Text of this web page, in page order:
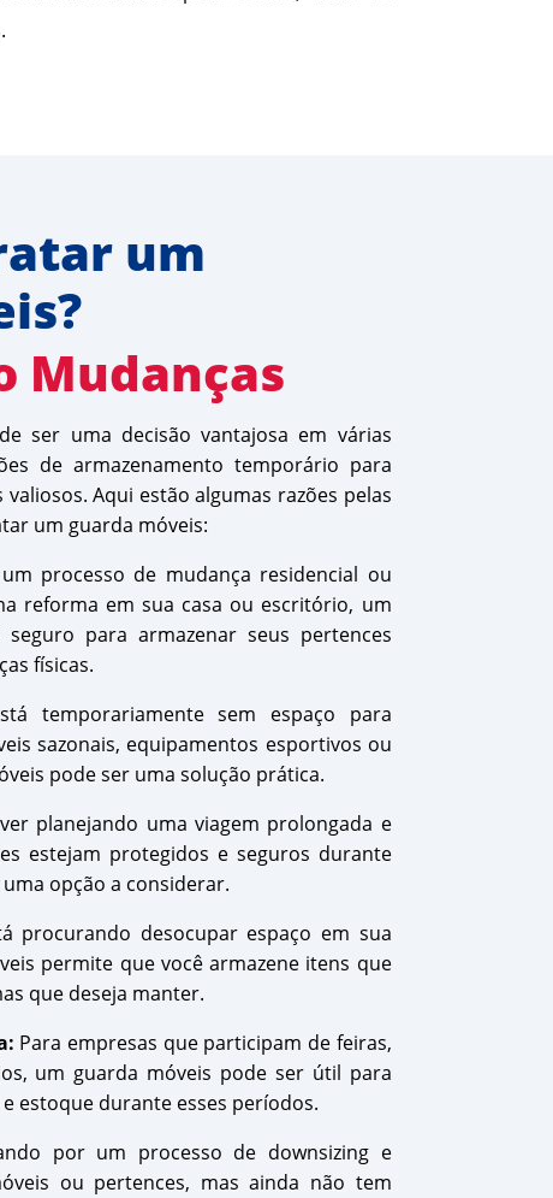
um
Mudanças
ser uma decisão vantajosa em várias
de armazenamento temporário para
Aqui estão algumas razões pelas
um guarda móveis:
processo de mudança residencial ou
reforma em sua casa ou escritório, um
para armazenar seus pertences
físicas.
temporariamente sem espaço para
sazonais, equipamentos esportivos ou
pode ser uma solução prática.
planejando uma viagem prolongada e
estejam protegidos e seguros durante
opção a considerar.
procurando desocupar espaço em sua
permite que você armazene itens que
que deseja manter.
Para empresas que participam de feiras,
um guarda móveis pode ser útil para
estoque durante esses períodos.
por um processo de downsizing e
ou pertences, mas ainda não tem